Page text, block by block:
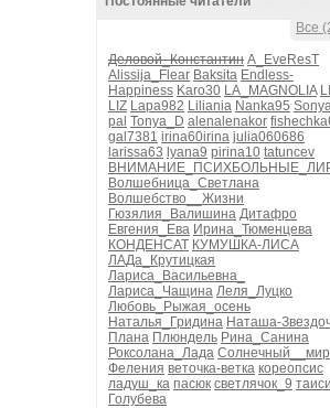
Все
Деловой_Константин A_EveResT
Alissija_Flear Baksita Endless-
Happiness Karo30 LA_MAGNOLIA
LIZ Lapa982 Liliania Nanka95
pal Tonya_D alenalenakor
gal7381 irina60irina julia060686
larissa63 lyana9 pirina10 tatuncev
Волшебница_Светлана
Волшебство__Жизни
Гюзялия_Валишина Дитафро
Евгения_Ева Ирина_Тюменцева
КОНДЕНСАТ КУМУШКА-ЛИСА
ЛАДа_Крутицкая
Лариса_Васильевна_
Лариса_Чащина Леля_Луцко
Любовь_Рыжая_осень
Наталья_Гридина Наташа-
Плана Плюндель Рина_Санина
Роксолана_Лада Солнечный__мир
Феления веточка-ветка кореопсис
ладуш_ка пасюк светлячок_9
Голубева